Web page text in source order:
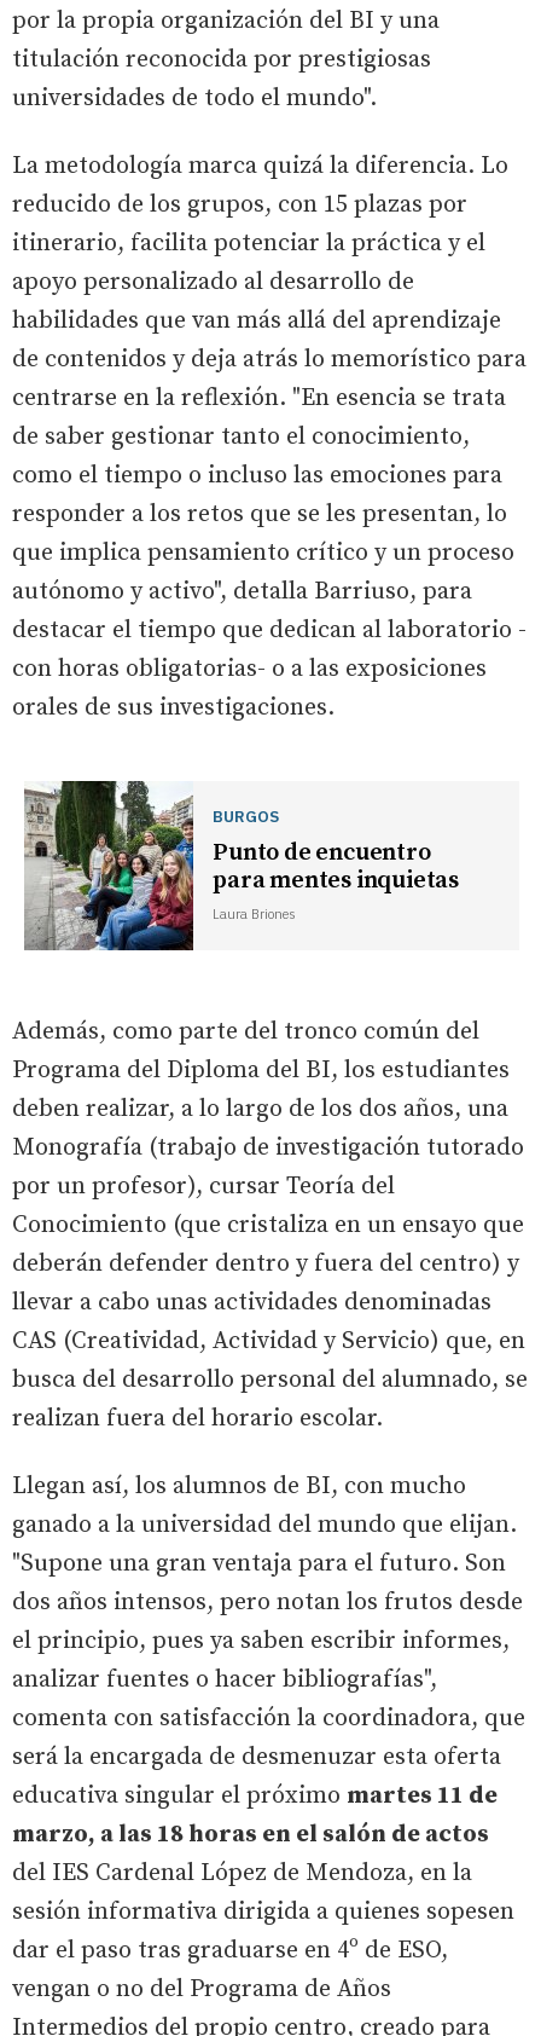
por la propia organización del BI y una
titulación reconocida por prestigiosas
universidades de todo el mundo".
La metodología marca quizá la diferencia. Lo
reducido de los grupos, con 15 plazas por
itinerario, facilita potenciar la práctica y el
apoyo personalizado al desarrollo de
habilidades que van más allá del aprendizaje
de contenidos y deja atrás lo memorístico para
centrarse en la reflexión. "En esencia se trata
de saber gestionar tanto el conocimiento,
como el tiempo o incluso las emociones para
responder a los retos que se les presentan, lo
que implica pensamiento crítico y un proceso
autónomo y activo", detalla Barriuso, para
destacar el tiempo que dedican al laboratorio -
con horas obligatorias- o a las exposiciones
orales de sus investigaciones.
BURGOS
Punto de encuentro
para mentes inquietas
Laura Briones
Además, como parte del tronco común del
Programa del Diploma del BI, los estudiantes
deben realizar, a lo largo de los dos años, una
Monografía (trabajo de investigación tutorado
por un profesor), cursar Teoría del
Conocimiento (que cristaliza en un ensayo que
deberán defender dentro y fuera del centro) y
llevar a cabo unas actividades denominadas
CAS (Creatividad, Actividad y Servicio) que, en
busca del desarrollo personal del alumnado, se
realizan fuera del horario escolar.
Llegan así, los alumnos de BI, con mucho
ganado a la universidad del mundo que elijan.
"Supone una gran ventaja para el futuro. Son
dos años intensos, pero notan los frutos desde
el principio, pues ya saben escribir informes,
analizar fuentes o hacer bibliografías",
comenta con satisfacción la coordinadora, que
será la encargada de desmenuzar esta oferta
educativa singular el próximo martes 11 de
marzo, a las 18 horas en el salón de actos
del IES Cardenal López de Mendoza, en la
sesión informativa dirigida a quienes sopesen
dar el paso tras graduarse en 4º de ESO,
vengan o no del Programa de Años
Intermedios del propio centro, creado para